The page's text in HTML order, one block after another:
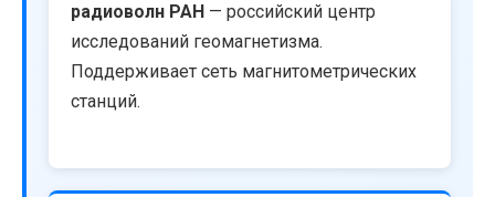
радиоволн РАН — российский центр
исследований геомагнетизма.
Поддерживает сеть магнитометрических
станций.